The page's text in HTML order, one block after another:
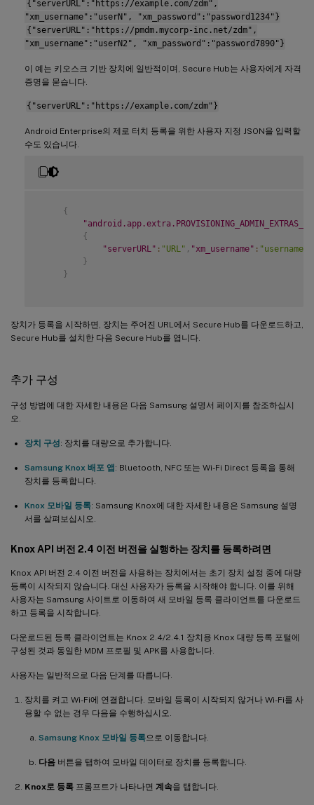
{"serverURL":"https://example.com/zdm",
"xm_username":"userN", "xm_password":"password1234"}
{"serverURL":"https://pmdm.mycorp-inc.net/zdm",
"xm_username":"userN2", "xm_password":"password7890"}
이 예는 키오스크 기반 장치에 일반적이며, Secure Hub는 사용자에게 자격
증명을 묻습니다.
{"serverURL":"https://example.com/zdm"}
Android Enterprise의 제로 터치 등록을 위한 사용자 지정 JSON을 입력할
수도 있습니다.
{
{
"serverURL" : "URL" , "xm_username" : "username"
}
}
장치가 등록을 시작하면, 장치는 주어진 URL에서 Secure Hub를 다운로드하고,
Secure Hub를 설치한 다음 Secure Hub를 엽니다.
추가 구성
구성 방법에 대한 자세한 내용은 다음 Samsung 설명서 페이지를 참조하십시
오.
장치 구성: 장치를 대량으로 추가합니다.
Samsung Knox 배포 앱: Bluetooth, NFC 또는 Wi-Fi Direct 등록을 통해
장치를 등록합니다.
Knox 모바일 등록: Samsung Knox에 대한 자세한 내용은 Samsung 설명
서를 살펴보십시오.
Knox API 버전 2.4 이전 버전을 실행하는 장치를 등록하려면
Knox API 버전 2.4 이전 버전을 사용하는 장치에서는 초기 장치 설정 중에 대량
등록이 시작되지 않습니다. 대신 사용자가 등록을 시작해야 합니다. 이를 위해
사용자는 Samsung 사이트로 이동하여 새 모바일 등록 클라이언트를 다운로드
하고 등록을 시작합니다.
다운로드된 등록 클라이언트는 Knox 2.4/2.4.1 장치용 Knox 대량 등록 포털에
구성된 것과 동일한 MDM 프로필 및 APK를 사용합니다.
사용자는 일반적으로 다음 단계를 따릅니다.
장치를 켜고 Wi-Fi에 연결합니다. 모바일 등록이 시작되지 않거나 Wi-Fi를 사
용할 수 없는 경우 다음을 수행하십시오.
Samsung Knox 모바일 등록으로 이동합니다.
다음 버튼을 탭하여 모바일 데이터로 장치를 등록합니다.
Knox로 등록 프롬프트가 나타나면 계속을 탭합니다.